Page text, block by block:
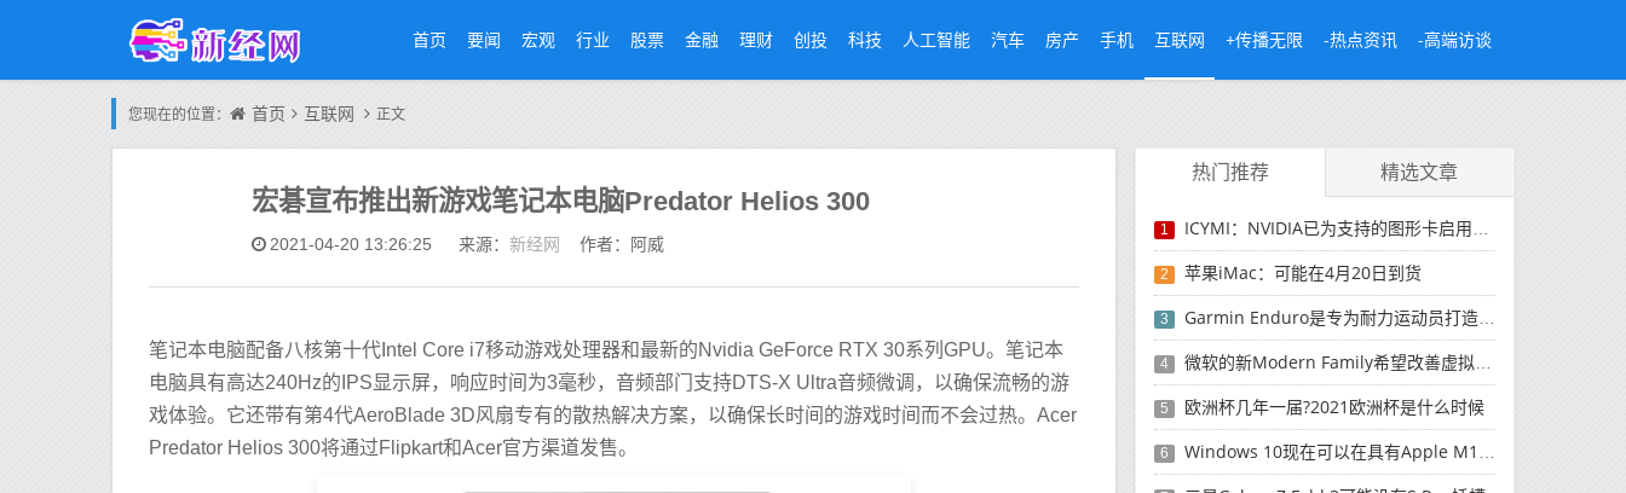
首页 要闻 宏观 行业 股票 金融 理财 创投 科技 人工智能 汽车 房产 手机 互联网 +传播无限 -热点资讯 -高端访谈
您现在的位置： 首页 互联网 正文
宏碁宣布推出新游戏笔记本电脑Predator Helios 300
2021-04-20 13:26:25 来源： 新经网 作者：阿威
笔记本电脑配备八核第十代Intel Core i7移动游戏处理器和最新的Nvidia GeForce RTX 30系列GPU。笔记本
电脑具有高达240Hz的IPS显示屏，响应时间为3毫秒，音频部门支持DTS-X Ultra音频微调，以确保流畅的游
戏体验。它还带有第4代AeroBlade 3D风扇专有的散热解决方案，以确保长时间的游戏时间而不会过热。Acer
Predator Helios 300将通过Flipkart和Acer官方渠道发售。
热门推荐 精选文章
1 ICYMI：NVIDIA已为支持的图形卡启用了可调整大小的BAR和RTX语音
2 苹果iMac：可能在4月20日到货
3 Garmin Enduro是专为耐力运动员打造的太阳能充电智能手表
4 微软的新Modern Family希望改善虚拟会议体验
5 欧洲杯几年一届?2021欧洲杯是什么时候
6 Windows 10现在可以在具有Apple M1处理器的Mac上运行